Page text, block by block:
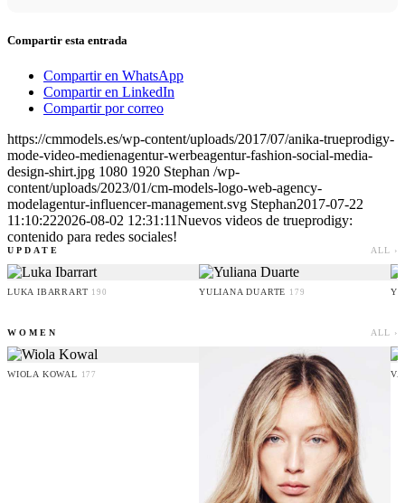
Compartir esta entrada
Compartir en WhatsApp
Compartir en LinkedIn
Compartir por correo
https://cmmodels.es/wp-content/uploads/2017/07/anika-trueprodigy-
mode-video-medienagentur-werbeagentur-fashion-social-media-
design-shirt.jpg 1080 1920 Stephan /wp-
content/uploads/2023/01/cm-models-logo-web-agency-
modelagentur-influencer-management.svg Stephan2017-07-22
11:10:222026-08-02 12:31:11Nuevos videos de trueprodigy:
contenido para redes sociales!
UPDATE ALL ›
LUKA IBARRART 190 YULIANA DUARTE 179
WOMEN ALL ›
WIOLA KOWAL 177